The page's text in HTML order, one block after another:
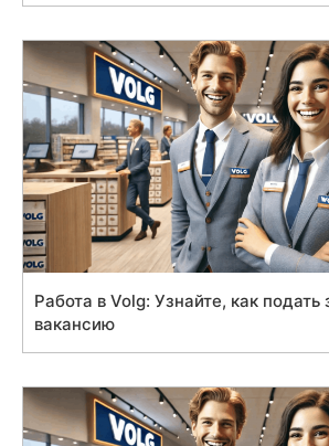
Работа в Volg: Узнайте, как подать
вакансию